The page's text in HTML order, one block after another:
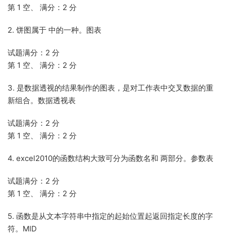
第 1 空、 满分：2 分
2. 饼图属于 中的一种。图表
试题满分：2 分
第 1 空、 满分：2 分
3. 是数据透视的结果制作的图表，是对工作表中交叉数据的重
新组合。数据透视表
试题满分：2 分
第 1 空、 满分：2 分
4. excel2010的函数结构大致可分为函数名和 两部分。参数表
试题满分：2 分
第 1 空、 满分：2 分
5. 函数是从文本字符串中指定的起始位置起返回指定长度的字
符。MID